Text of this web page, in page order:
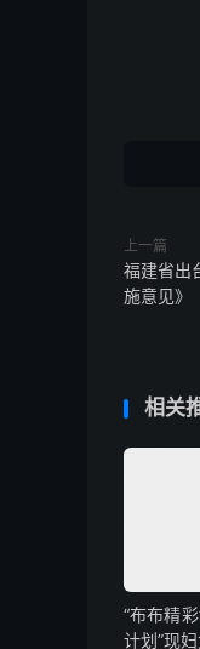
上一篇
福建省出
施意见》
相关
“布布精
计划”现